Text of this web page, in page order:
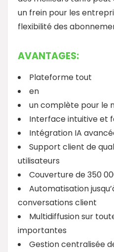
un frein pour les
flexibilité des
AVANTAGES:
Plateforme tout
en
un complète pour le
Interface intuitive et
Intégration IA
Support client de
utilisateurs
Couverture de 350
Automatisation
conversations client
Multidiffusion sur
importantes
Gestion centralisée